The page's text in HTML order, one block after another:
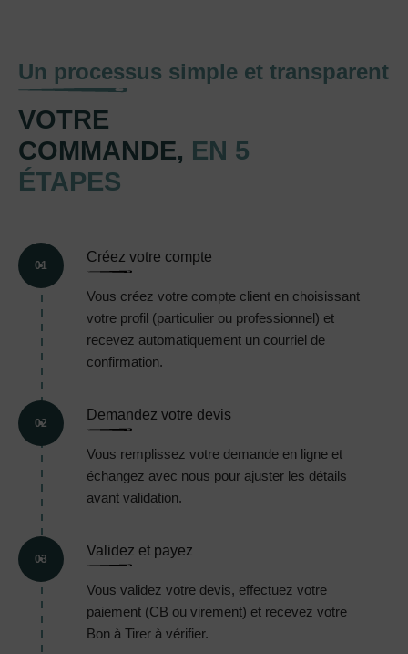
Un processus simple et transparent
VOTRE
COMMANDE, EN 5
ÉTAPES
01
Créez votre compte
Vous créez votre compte client en choisissant
votre profil (particulier ou professionnel) et
recevez automatiquement un courriel de
confirmation.
02
Demandez votre devis
Vous remplissez votre demande en ligne et
échangez avec nous pour ajuster les détails
avant validation.
03
Validez et payez
Vous validez votre devis, effectuez votre
paiement (CB ou virement) et recevez votre
Bon à Tirer à vérifier.